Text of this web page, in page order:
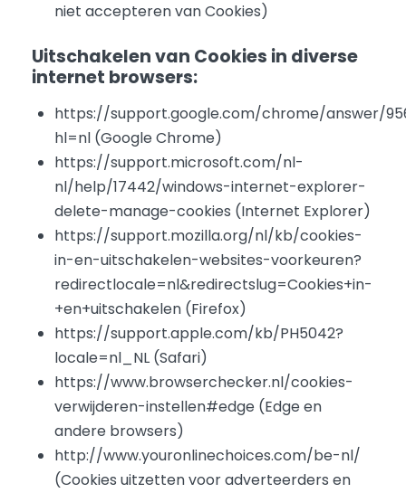
niet accepteren van Cookies)
Uitschakelen van Cookies in diverse
internet browsers:
https://support.google.com/chrome/answer/
hl=nl (Google Chrome)
https://support.microsoft.com/nl-
nl/help/17442/windows-internet-explorer-
delete-manage-cookies (Internet Explorer)
https://support.mozilla.org/nl/kb/cookies-
in-en-uitschakelen-websites-voorkeuren?
redirectlocale=nl&redirectslug=Cookies+in-
+en+uitschakelen (Firefox)
https://support.apple.com/kb/PH5042?
locale=nl_NL (Safari)
https://www.browserchecker.nl/cookies-
verwijderen-instellen#edge (Edge en
andere browsers)
http://www.youronlinechoices.com/be-nl/
(Cookies uitzetten voor adverteerders en